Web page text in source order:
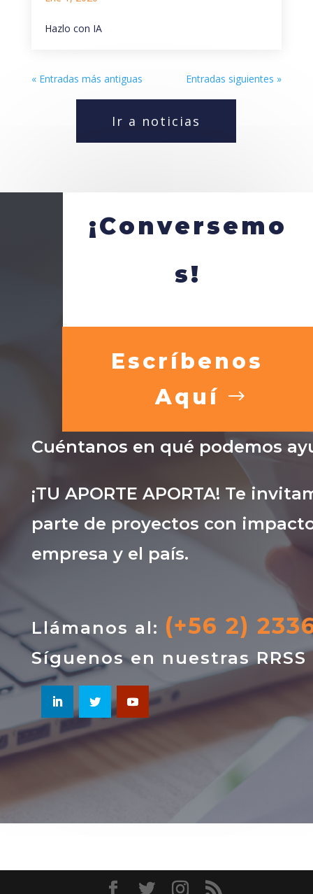
Hazlo con IA
« Entradas más antiguas Entradas siguientes »
Ir a noticias
¡Conversemo
s!
Escríbenos
Aquí
Cuéntanos en qué podemos
¡TU APORTE APORTA! Te
parte de proyectos con
empresa y el país.
Llámanos al: (+56 2)
Síguenos en nuestras RRSS